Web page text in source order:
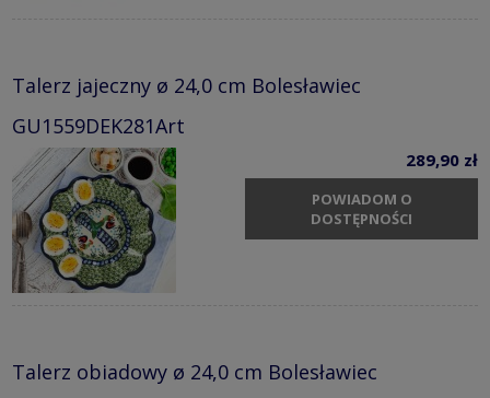
Talerz jajeczny ø 24,0 cm Bolesławiec
GU1559DEK281Art
289,90 zł
POWIADOM O
DOSTĘPNOŚCI
Talerz obiadowy ø 24,0 cm Bolesławiec